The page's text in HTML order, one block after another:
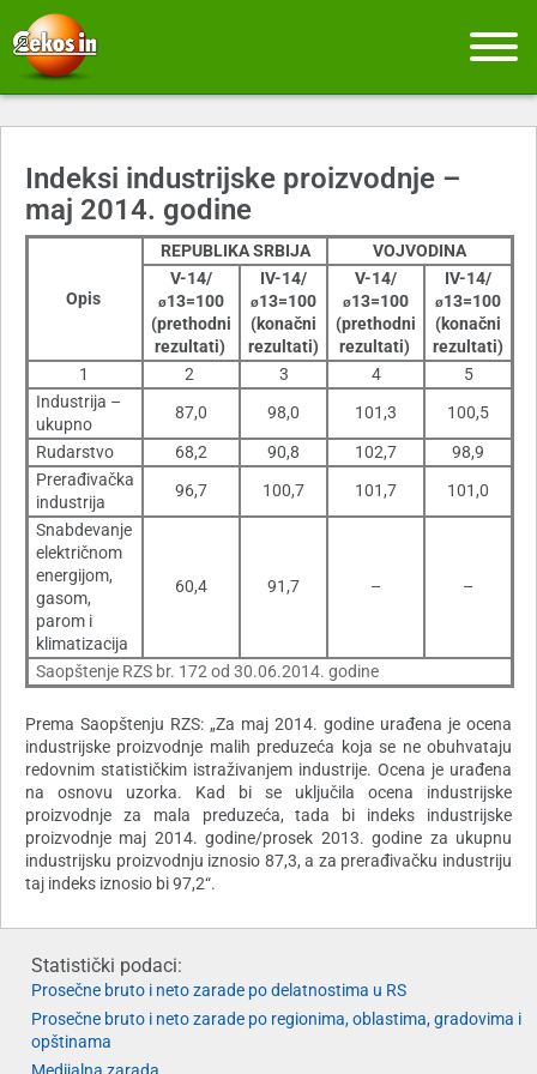
Indeksi industrijske proizvodnje –
maj 2014. godine
Opis
REPUBLIKA SRBIJA
VOJVODINA
V-14/
ø13=100
(prethodni
rezultati)
IV-14/
ø13=100
(konačni
rezultati)
V-14/
ø13=100
(prethodni
rezultati)
IV-14/
ø13=100
(konačni
rezultati)
1
2 3 4
5
Industrija –
ukupno
87,0 98,0 101,3 100,5
Rudarstvo 68,2 90,8 102,7
98,9
Prerađivačka
industrija
96,7 100,7 101,7 101,0
Snabdevanje
električnom
energijom,
gasom,
parom i
klimatizacija
60,4 91,7 – –
Saopštenje RZS br. 172 od 30.06.2014. godine
Prema Saopštenju RZS: „Za maj 2014. godine urađena je ocena
industrijske proizvodnje malih preduzeća koja se ne obuhvataju
redovnim statističkim istraživanjem industrije. Ocena je urađena
na osnovu uzorka. Kad bi se uključila ocena industrijske
proizvodnje za mala preduzeća, tada bi indeks industrijske
proizvodnje maj 2014. godine/prosek 2013. godine za ukupnu
industrijsku proizvodnju iznosio 87,3, a za prerađivačku industriju
taj indeks iznosio bi 97,2“.
Statistički podaci:
Prosečne bruto i neto zarade po delatnostima u RS
Prosečne bruto i neto zarade po regionima, oblastima, gradovima i
opštinama